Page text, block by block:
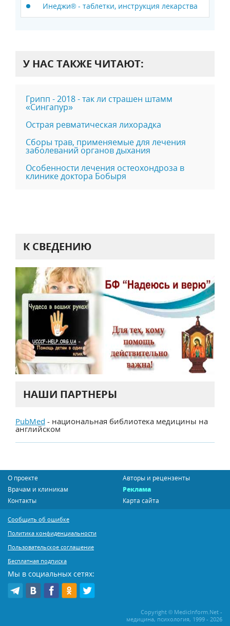
Инеджи® - таблетки, инструкция лекарства
У НАС ТАКЖЕ ЧИТАЮТ:
Грипп - 2018 - так ли страшен штамм
«Сингапур»
Острая ревматическая лихорадка
Сборы трав, применяемые для лечения
заболеваний органов дыхания
Особенности лечения остеохондроза в
клинике доктора Бобыря
К СВЕДЕНИЮ
НАШИ ПАРТНЕРЫ
PubMed - национальная библиотека медицины на
английском
О проекте
Авторы и рецензенты
Врачам и клиникам
Реклама
Контакты
Карта сайта
Сообщить об ошибке
Политика конфиденциальности
Пользовательское соглашение
Бесплатная подписка
Мы в социальных сетях:
Copyright © MedicInform.Net -
медицина, психология, 1999 - 2026